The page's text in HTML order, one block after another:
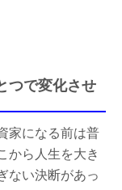
つで変化させ
家になる前は普
から人生を大き
ない決断があっ